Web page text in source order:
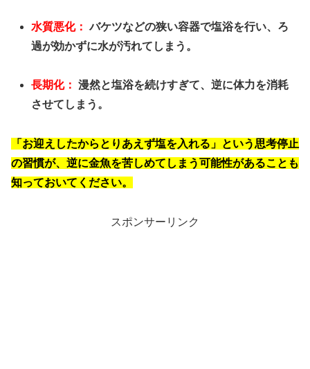
水質悪化： バケツなどの狭い容器で塩浴を行い、ろ
過が効かずに水が汚れてしまう。
長期化： 漫然と塩浴を続けすぎて、逆に体力を消耗
させてしまう。
「お迎えしたからとりあえず塩を入れる」という思考停止
の習慣が、逆に金魚を苦しめてしまう可能性があることも
知っておいてください。
スポンサーリンク